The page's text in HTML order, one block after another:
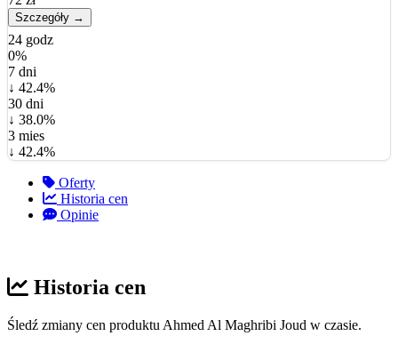
Szczegóły →
24 godz
0%
7 dni
↓ 42.4%
30 dni
↓ 38.0%
3 mies
↓ 42.4%
Oferty
Historia cen
Opinie
Historia cen
Śledź zmiany cen produktu Ahmed Al Maghribi Joud w czasie.